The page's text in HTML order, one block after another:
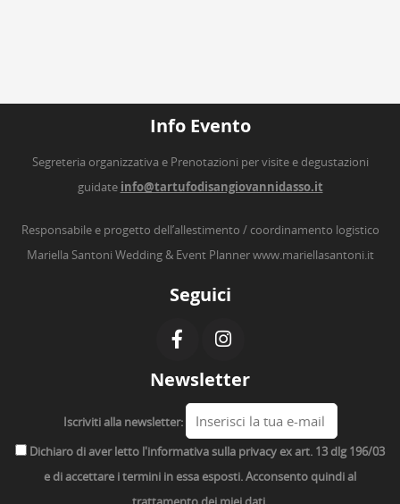
Info Evento
Segreteria organizzativa e Prenotazioni per visite e degustazioni
guidate info@tartufodisangiovannidasso.it
Responsabile e progetto dell’allestimento / coordinamento logistico
Mariella Santoni Wedding & Event Plannerwww.mariellasantoni.it
Seguici
Newsletter
Iscriviti alla newsletter:
Dichiaro di aver letto l'informativa sulla privacy ex art. 13 dlg 196/03
e di accettare i termini in essa esposti. Acconsento quindi al